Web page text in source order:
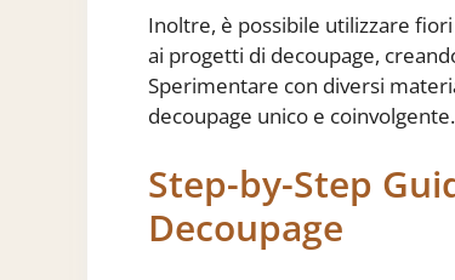
Inoltre, è possibile utilizzare
ai progetti di decoupage,
Sperimentare con diversi
decoupage unico e coinvolgente.
Step-by-Step
Decoupage